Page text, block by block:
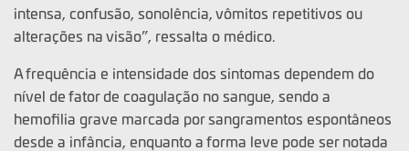
intensa, confusão, sonolência, vômitos repetitivos ou
alterações na visão”, ressalta o médico.
A frequência e intensidade dos sintomas dependem do
nível de fator de coagulação no sangue, sendo a
hemofilia grave marcada por sangramentos espontâneos
desde a infância, enquanto a forma leve pode ser notada